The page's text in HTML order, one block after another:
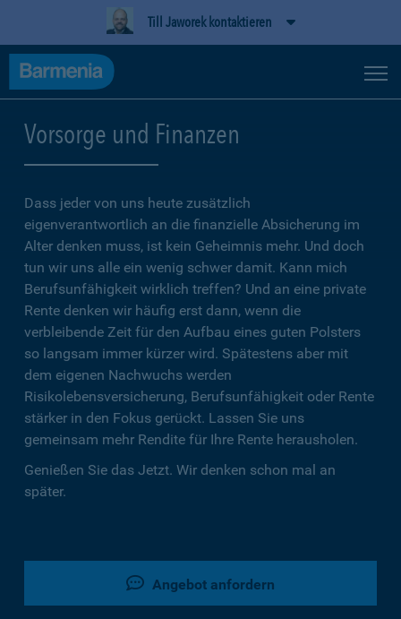
Till Jaworek kontaktieren
Vorsorge und Finanzen
Dass jeder von uns heute zusätzlich
eigenverantwortlich an die finanzielle Absicherung im
Alter denken muss, ist kein Geheimnis mehr. Und doch
tun wir uns alle ein wenig schwer damit. Kann mich
Berufsunfähigkeit wirklich treffen? Und an eine private
Rente denken wir häufig erst dann, wenn die
verbleibende Zeit für den Aufbau eines guten Polsters
so langsam immer kürzer wird. Spätestens aber mit
dem eigenen Nachwuchs werden
Risikolebensversicherung, Berufsunfähigkeit oder Rente
stärker in den Fokus gerückt. Lassen Sie uns
gemeinsam mehr Rendite für Ihre Rente herausholen.
Genießen Sie das Jetzt. Wir denken schon mal an
später.
Angebot anfordern